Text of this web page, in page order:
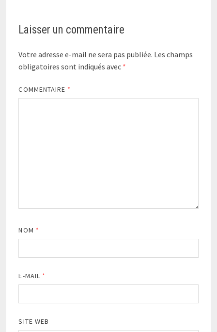
Laisser un commentaire
Votre adresse e-mail ne sera pas publiée. Les champs
obligatoires sont indiqués avec *
COMMENTAIRE *
NOM *
E-MAIL *
SITE WEB